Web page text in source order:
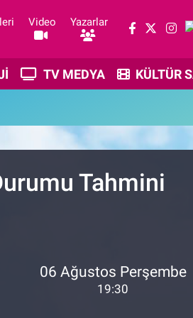
Video Yazarlar
TV MEDYA KÜLTÜR
Tahmini
06 Ağustos Perşembe
19:30